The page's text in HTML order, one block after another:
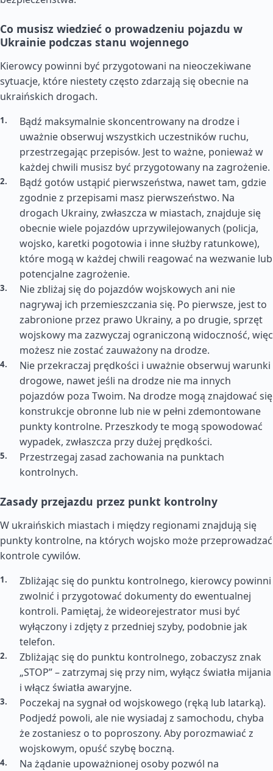
Co musisz wiedzieć o prowadzeniu pojazdu w
Ukrainie podczas stanu wojennego
Kierowcy powinni być przygotowani na nieoczekiwane
sytuacje, które niestety często zdarzają się obecnie na
ukraińskich drogach.
Bądź maksymalnie skoncentrowany na drodze i
uważnie obserwuj wszystkich uczestników ruchu,
przestrzegając przepisów. Jest to ważne, ponieważ w
każdej chwili musisz być przygotowany na zagrożenie.
Bądź gotów ustąpić pierwszeństwa, nawet tam, gdzie
zgodnie z przepisami masz pierwszeństwo. Na
drogach Ukrainy, zwłaszcza w miastach, znajduje się
obecnie wiele pojazdów uprzywilejowanych (policja,
wojsko, karetki pogotowia i inne służby ratunkowe),
które mogą w każdej chwili reagować na wezwanie lub
potencjalne zagrożenie.
Nie zbliżaj się do pojazdów wojskowych ani nie
nagrywaj ich przemieszczania się. Po pierwsze, jest to
zabronione przez prawo Ukrainy, a po drugie, sprzęt
wojskowy ma zazwyczaj ograniczoną widoczność, więc
możesz nie zostać zauważony na drodze.
Nie przekraczaj prędkości i uważnie obserwuj warunki
drogowe, nawet jeśli na drodze nie ma innych
pojazdów poza Twoim. Na drodze mogą znajdować się
konstrukcje obronne lub nie w pełni zdemontowane
punkty kontrolne. Przeszkody te mogą spowodować
wypadek, zwłaszcza przy dużej prędkości.
Przestrzegaj zasad zachowania na punktach
kontrolnych.
Zasady przejazdu przez punkt kontrolny
W ukraińskich miastach i między regionami znajdują się
punkty kontrolne, na których wojsko może przeprowadzać
kontrole cywilów.
Zbliżając się do punktu kontrolnego, kierowcy powinni
zwolnić i przygotować dokumenty do ewentualnej
kontroli. Pamiętaj, że wideorejestrator musi być
wyłączony i zdjęty z przedniej szyby, podobnie jak
telefon.
Zbliżając się do punktu kontrolnego, zobaczysz znak
„STOP” – zatrzymaj się przy nim, wyłącz światła mijania
i włącz światła awaryjne.
Poczekaj na sygnał od wojskowego (ręką lub latarką).
Podjedź powoli, ale nie wysiadaj z samochodu, chyba
że zostaniesz o to poproszony. Aby porozmawiać z
wojskowym, opuść szybę boczną.
Na żądanie upoważnionej osoby pozwól na